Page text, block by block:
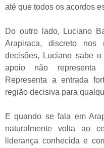
até que todos os acordos
Do outro lado, Luciano
Arapiraca, discreto nos
decisões, Luciano sabe
apoio não representa
Representa a entrada
região decisiva para
E quando se fala em
naturalmente volta ao
liderança conhecida e